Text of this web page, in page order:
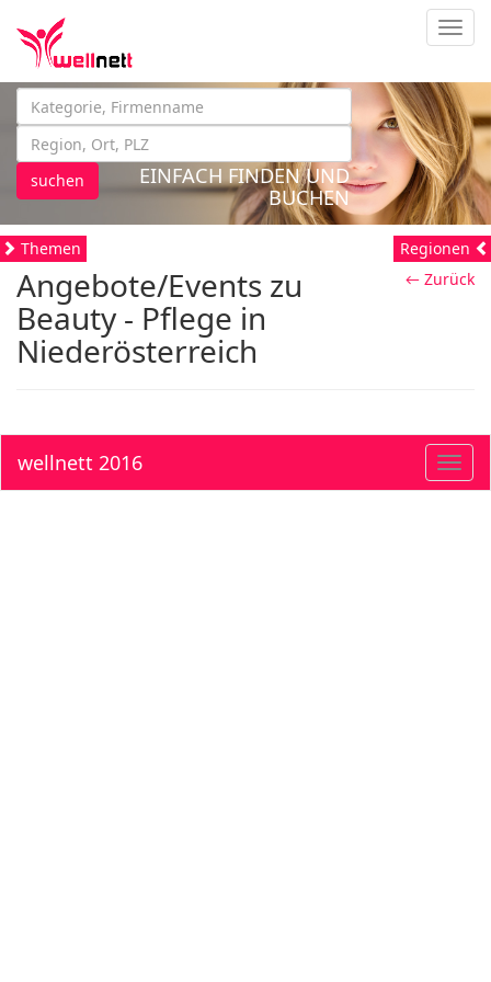
suchen
EINFACH FINDEN UND
BUCHEN
Themen
← Zurück
Angebote/Events zu
Beauty - Pflege in
Niederösterreich
Regionen
wellnett 2016